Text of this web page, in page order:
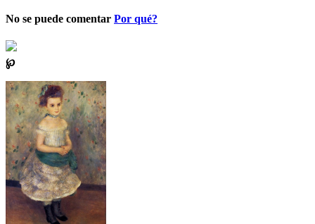
No se puede comentar Por qué?
℘